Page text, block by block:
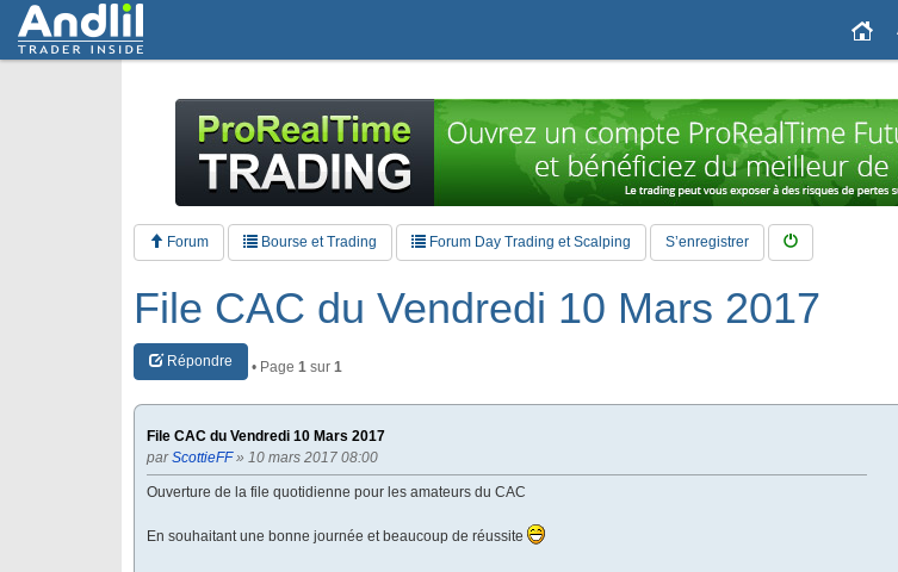
Forum Bourse et Trading Forum Day Trading et Scalping S’enregistrer
File CAC du Vendredi 10 Mars 2017
Répondre • Page 1 sur 1
File CAC du Vendredi 10 Mars 2017
parScottieFF» 10 mars 2017 08:00
Ouverture de la file quotidienne pour les amateurs du CAC
En souhaitant une bonne journée et beaucoup de réussite